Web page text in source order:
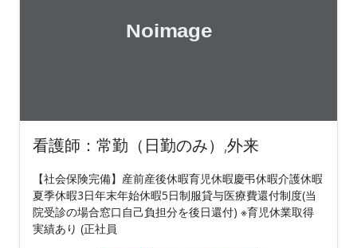
看護師：常勤（日勤のみ）,外来
【社会保険完備】産前産後休暇育児休暇慶弔休暇介護休暇
夏季休暇3日年末年始休暇5日制服貸与医療費還付制度(当
院受診の場合窓口自己負担分を後日還付) ※育児休業取得
実績あり (正社員